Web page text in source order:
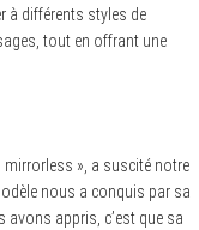
à différents styles de
tout en offrant une
mirrorless », a suscité notre
nous a conquis par sa
avons appris, c’est que sa